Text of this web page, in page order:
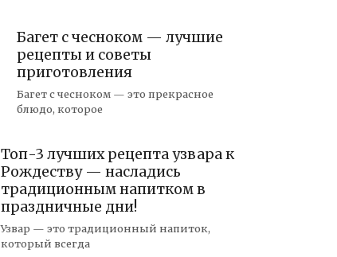
Багет с чесноком — лучшие
рецепты и советы
приготовления
Багет с чесноком — это прекрасное
блюдо, которое
Топ-3 лучших рецепта узвара к
Рождеству — насладись
традиционным напитком в
праздничные дни!
Узвар — это традиционный напиток,
который всегда